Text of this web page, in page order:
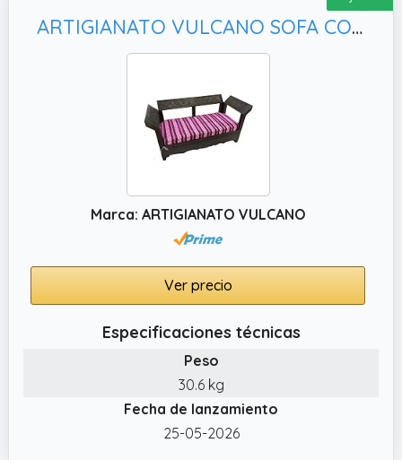
ARTIGIANATO VULCANO SOFA CONTENEDOR MARROQUÍ
Marca: ARTIGIANATO VULCANO
Ver precio
Especificaciones técnicas
Peso
30.6 kg
Fecha de lanzamiento
25-05-2026